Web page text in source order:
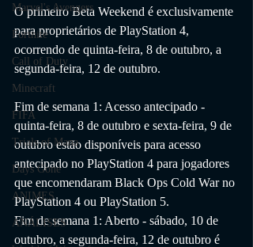
Marvel's Avengers
Fortnite
Call of Duty
Minecraft
FIFA
Trials of Mana
Days Gone
ANIMES
ANÁLISES
O primeiro Beta Weekend é exclusivamente
para proprietários de PlayStation 4,
ocorrendo de quinta-feira, 8 de outubro, a
segunda-feira, 12 de outubro.
Fim de semana 1: Acesso antecipado -
quinta-feira, 8 de outubro e sexta-feira, 9 de
outubro estão disponíveis para acesso
antecipado no PlayStation 4 para jogadores
que encomendaram Black Ops Cold War no
PlayStation 4 ou PlayStation 5.
Fim de semana 1: Aberto - sábado, 10 de
outubro, a segunda-feira, 12 de outubro é